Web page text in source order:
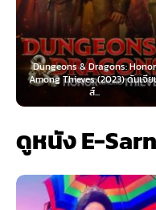
Dungeons & Dragons: Honor
Among Thieves (2023) ดันเจียน
ดูหนัง E-